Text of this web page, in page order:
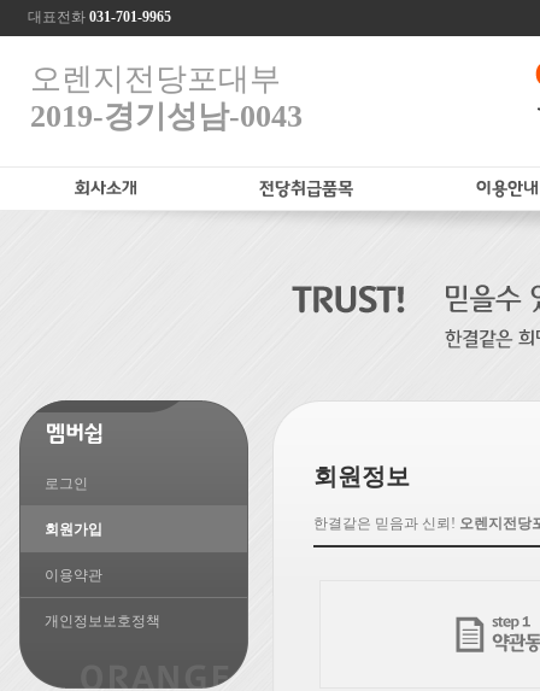
대표전화 031-701-9965
오렌지전당포대부
2019-경기성남-0043
로그인
회원가입
이용약관
개인정보보호정책
회원정보
한결같은 믿음과 신뢰! 오렌지전당